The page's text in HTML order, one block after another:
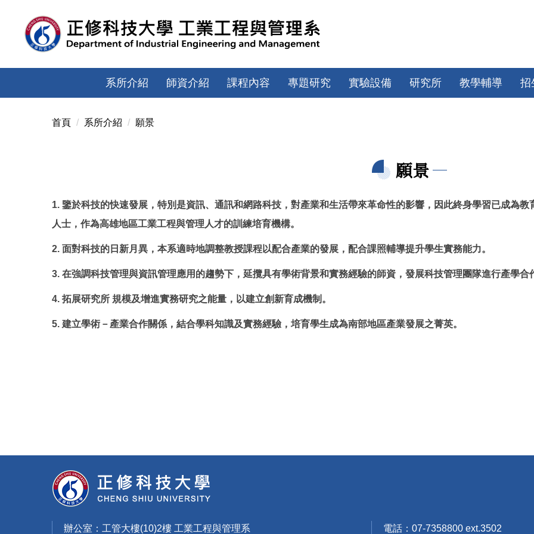
內
系所介紹 師資介紹 課程內容 專題研究 實驗設備 研究所 教學輔導 招
首頁 系所介紹 願景
願景
1. 鑒於科技的快速發展，特別是資訊、通訊和網路科技，對產業和生活帶來革命性的影響，因此終身學習已成為
人士，作為高雄地區工業工程與管理人才的訓練培育機構。
2. 面對科技的日新月異，本系適時地調整教授課程以配合產業的發展，配合課照輔導提升學生實務能力。
3. 在強調科技管理與資訊管理應用的趨勢下，延攬具有學術背景和實務經驗的師資，發展科技管理團隊進行產學合
4. 拓展研究所 規模及增進實務研究之能量，以建立創新育成機制。
5. 建立學術－產業合作關係，結合學科知識及實務經驗，培育學生成為南部地區產業發展之菁英。
辦公室：工管大樓(10)2樓 工業工程與管理系 電話：07-7358800 ext.3502